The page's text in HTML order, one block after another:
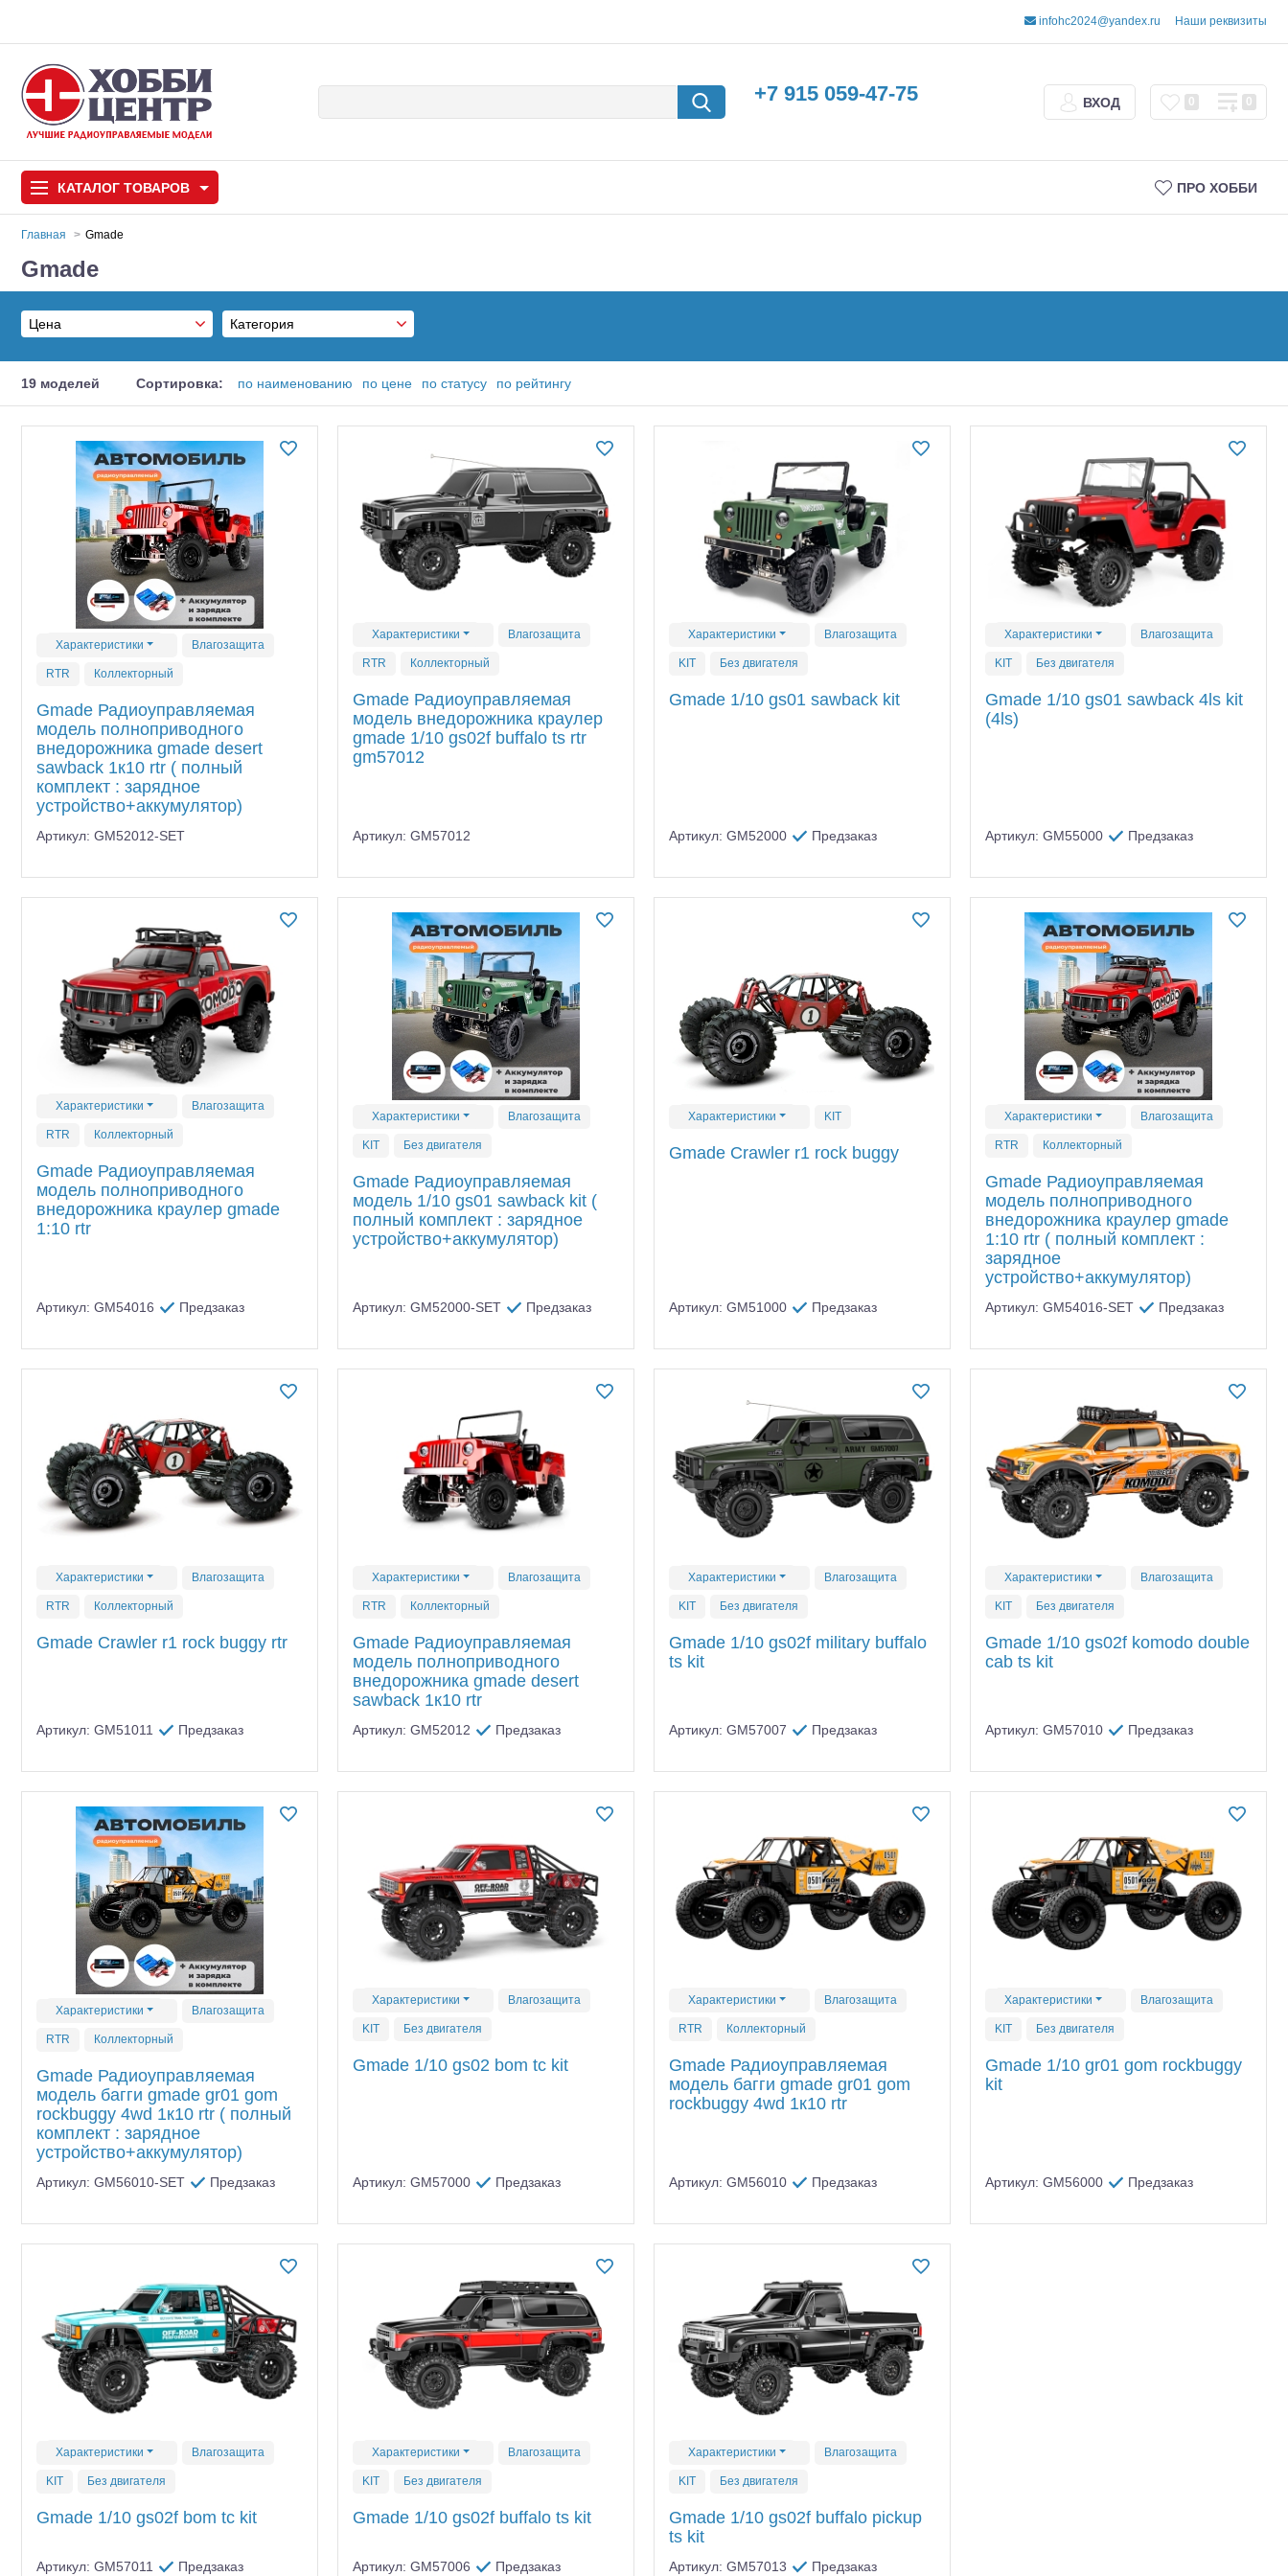
infohc2024@yandex.ru Наши реквизиты
+7 915 059-47-75 ВХОД 0 0
КАТАЛОГ ТОВАРОВ ПРО ХОББИ
Автомодели
Запчасти и аксессуары
Самолеты
Квадрокоптеры
Судомодели
Конструкторы
Аппаратура и электроника
Аккумуляторы и батарейки
Зарядные устройства и блоки
питания
Технические жидкости
Инструмент,измерительные
приборы,расходники
для моделей
Шоссейки/дрифт/ралли Монстр-траки ДВС модели
Главная Gmade
Gmade
19 моделей Сортировка: по наименованию по цене по статусу по рейтингу
Характеристики Влагозащита
RTR Коллекторный
Gmade Радиоуправляемая
модель полноприводного
внедорожника gmade desert
sawback 1к10 rtr ( полный
комплект : зарядное
устройство+аккумулятор)
Артикул: GM52012-SET
Характеристики Влагозащита
RTR Коллекторный
Gmade Радиоуправляемая
модель внедорожника краулер
gmade 1/10 gs02f buffalo ts rtr
gm57012
Артикул: GM57012
Характеристики Влагозащита
KIT Без двигателя
Gmade 1/10 gs01 sawback kit
Артикул: GM52000 Предзаказ
Характеристики Влагозащита
KIT Без двигателя
Gmade 1/10 gs01 sawback 4ls kit
(4ls)
Артикул: GM55000 Предзаказ
Характеристики Влагозащита
RTR Коллекторный
Gmade Радиоуправляемая
модель полноприводного
внедорожника краулер gmade
1:10 rtr
Артикул: GM54016 Предзаказ
Характеристики Влагозащита
KIT Без двигателя
Gmade Радиоуправляемая
модель 1/10 gs01 sawback kit (
полный комплект : зарядное
устройство+аккумулятор)
Артикул: GM52000-SET Предзаказ
Характеристики KIT
Gmade Crawler r1 rock buggy
Артикул: GM51000 Предзаказ
Характеристики Влагозащита
RTR Коллекторный
Gmade Радиоуправляемая
модель полноприводного
внедорожника краулер gmade
1:10 rtr ( полный комплект :
зарядное
устройство+аккумулятор)
Артикул: GM54016-SET Предзаказ
Характеристики Влагозащита
RTR Коллекторный
Gmade Crawler r1 rock buggy rtr
Артикул: GM51011 Предзаказ
Характеристики Влагозащита
RTR Коллекторный
Gmade Радиоуправляемая
модель полноприводного
внедорожника gmade desert
sawback 1к10 rtr
Артикул: GM52012 Предзаказ
Характеристики Влагозащита
KIT Без двигателя
Gmade 1/10 gs02f military buffalo
ts kit
Артикул: GM57007 Предзаказ
Характеристики Влагозащита
KIT Без двигателя
Gmade 1/10 gs02f komodo double
cab ts kit
Артикул: GM57010 Предзаказ
Характеристики Влагозащита
RTR Коллекторный
Gmade Радиоуправляемая
модель багги gmade gr01 gom
rockbuggy 4wd 1к10 rtr ( полный
комплект : зарядное
устройство+аккумулятор)
Артикул: GM56010-SET Предзаказ
Характеристики Влагозащита
KIT Без двигателя
Gmade 1/10 gs02 bom tc kit
Артикул: GM57000 Предзаказ
Характеристики Влагозащита
RTR Коллекторный
Gmade Радиоуправляемая
модель багги gmade gr01 gom
rockbuggy 4wd 1к10 rtr
Артикул: GM56010 Предзаказ
Характеристики Влагозащита
KIT Без двигателя
Gmade 1/10 gr01 gom rockbuggy
kit
Артикул: GM56000 Предзаказ
Характеристики Влагозащита
KIT Без двигателя
Gmade 1/10 gs02f bom tc kit
Артикул: GM57011 Предзаказ
Характеристики Влагозащита
KIT Без двигателя
Gmade 1/10 gs02f buffalo ts kit
Артикул: GM57006 Предзаказ
Характеристики Влагозащита
KIT Без двигателя
Gmade 1/10 gs02f buffalo pickup
ts kit
Артикул: GM57013 Предзаказ
Цена
От
Категория
Машины с электродвигателем
Применить